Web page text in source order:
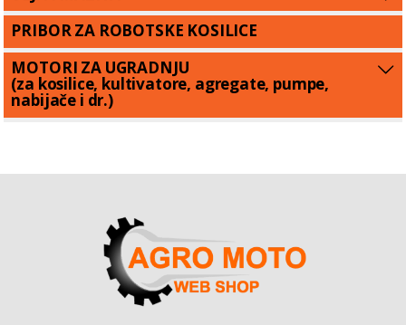
PRIBOR ZA ROBOTSKE KOSILICE
MOTORI ZA UGRADNJU
(za kosilice, kultivatore, agregate, pumpe,
nabijače i dr.)